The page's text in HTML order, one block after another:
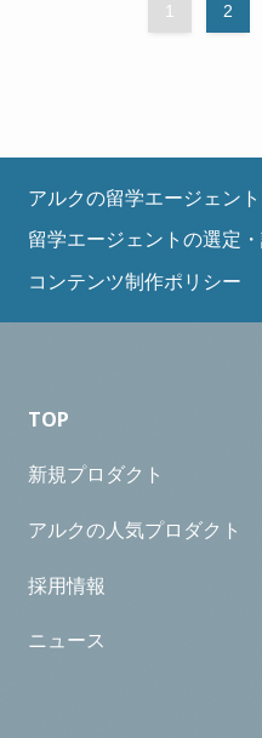
1 2
アルクの留学エージェン
留学エージェントの選定
コンテンツ制作ポリシー
TOP
新規プロダクト
アルクの人気プロダクト
採用情報
ニュース